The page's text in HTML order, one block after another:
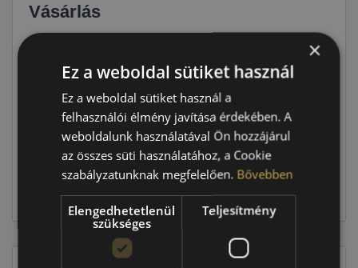
Vásárlás
23 290 Ft
Raktáron:
93 160 Ft
Kosárba
×
Ez a weboldal sütiket használ
Ez a weboldal sütiket használ a
felhasználói élmény javítása érdekében. A
weboldalunk használatával Ön hozzájárul
az összes süti használatához, a Cookie
szabályzatunknak megfelelően. Bővebben
Elengedhetetlenül
szükséges
Teljesítmény